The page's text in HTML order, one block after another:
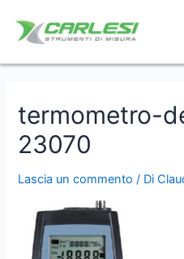
termometro-
23070
Lascia un commento / Di